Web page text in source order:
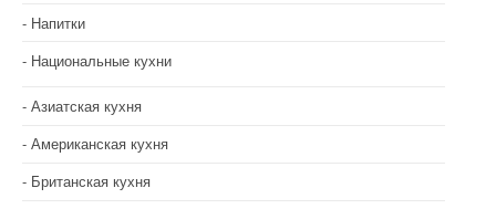
Напитки
Национальные кухни
Азиатская кухня
Американская кухня
Британская кухня